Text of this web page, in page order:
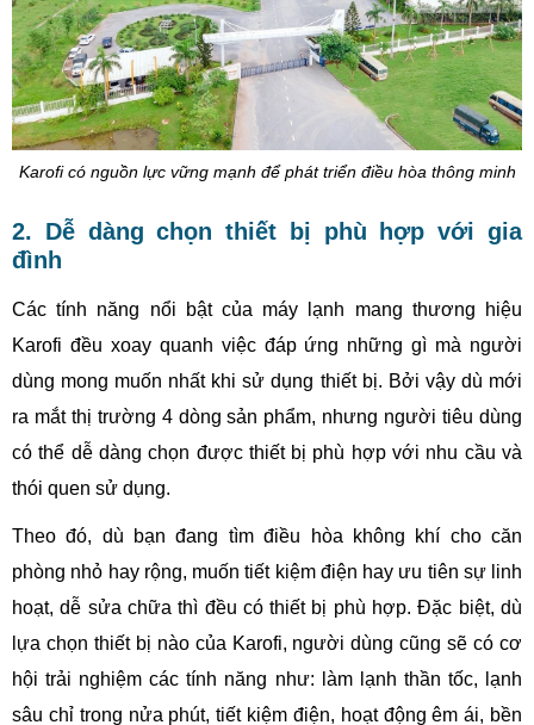
Karofi có nguồn lực vững mạnh để phát triển điều hòa thông minh
2. Dễ dàng chọn thiết bị phù hợp với gia
đình
Các tính năng nổi bật của máy lạnh mang thương hiệu
Karofi đều xoay quanh việc đáp ứng những gì mà người
dùng mong muốn nhất khi sử dụng thiết bị. Bởi vậy dù mới
ra mắt thị trường 4 dòng sản phẩm, nhưng người tiêu dùng
có thể dễ dàng chọn được thiết bị phù hợp với nhu cầu và
thói quen sử dụng.
Theo đó, dù bạn đang tìm điều hòa không khí cho căn
phòng nhỏ hay rộng, muốn tiết kiệm điện hay ưu tiên sự linh
hoạt, dễ sửa chữa thì đều có thiết bị phù hợp. Đặc biệt, dù
lựa chọn thiết bị nào của Karofi, người dùng cũng sẽ có cơ
hội trải nghiệm các tính năng như: làm lạnh thần tốc, lạnh
sâu chỉ trong nửa phút, tiết kiệm điện, hoạt động êm ái, bền